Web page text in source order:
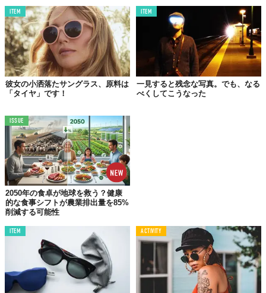
Takuro Yoshimi / Youtube
『SUNFOLD』
【プロジェクト名】
クラウドファンディング「CAMPFIRE」
［スポーツ×おしゃれな ”腕に巻く” 最強のサングラスが日
本上陸！］
【プロジェクト実施期間】〜2020年6月15日（月）
ITEM
彼女の小洒落たサングラス、原料は
「タイヤ」です！
ITEM
一見すると残念な写真。でも、なる
べくしてこうなった
ISSUE
2050年の食卓が地球を救う？健康
的な食事シフトが農業排出量を85%
削減する可能性
ITEM ACTIVITY